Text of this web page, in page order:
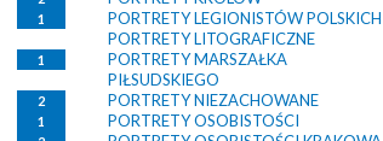
1 PORTRETY LEGIONISTÓW POLSKICH
PORTRETY LITOGRAFICZNE
1
PORTRETY MARSZAŁKA
PIŁSUDSKIEGO
2 PORTRETY NIEZACHOWANE
1 PORTRETY OSOBISTOŚCI